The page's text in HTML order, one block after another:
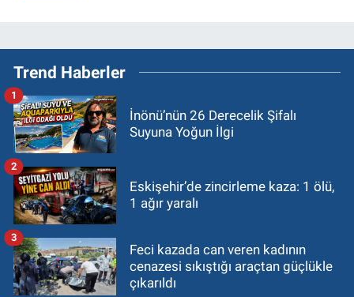
Trend Haberler
İnönü’nün 26 Derecelik Şifalı
Suyuna Yoğun İlgi
1
Eskişehir’de zincirleme kaza: 1 ölü,
1 ağır yaralı
2
Feci kazada can veren kadının
cenazesi sıkıştığı araçtan güçlükle
çıkarıldı
3